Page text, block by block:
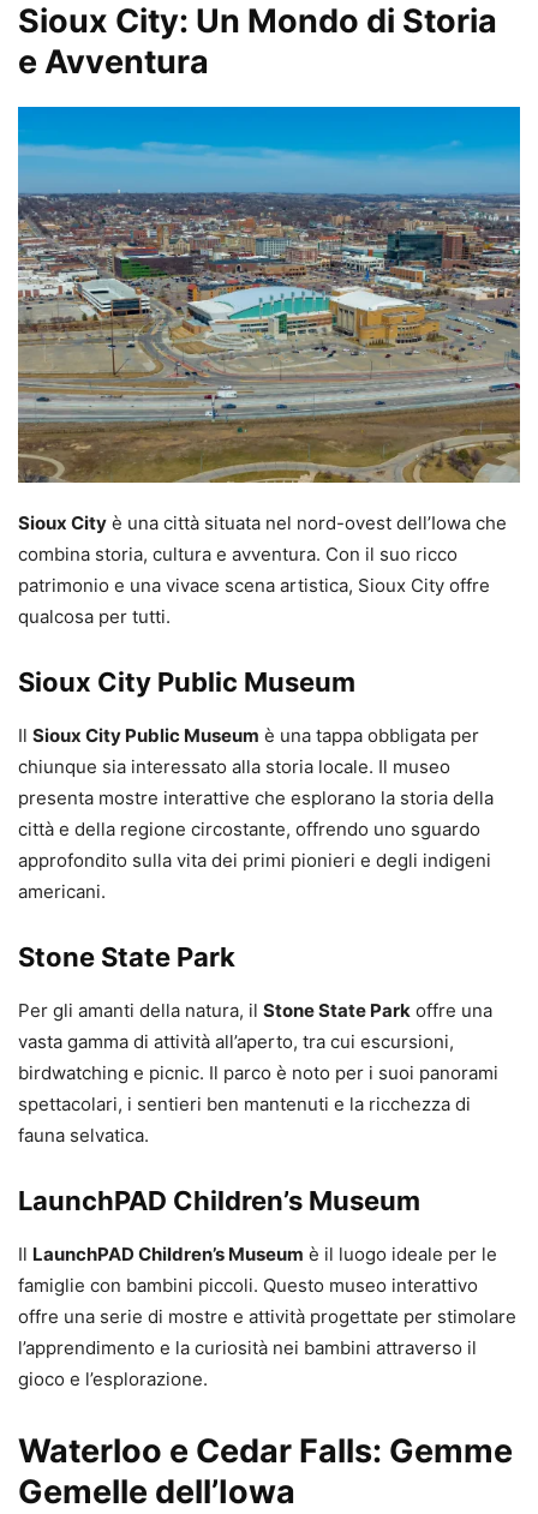
Sioux City: Un Mondo di Storia
e Avventura
Sioux City è una città situata nel nord-ovest dell’Iowa che
combina storia, cultura e avventura. Con il suo ricco
patrimonio e una vivace scena artistica, Sioux City offre
qualcosa per tutti.
Sioux City Public Museum
Il Sioux City Public Museum è una tappa obbligata per
chiunque sia interessato alla storia locale. Il museo
presenta mostre interattive che esplorano la storia della
città e della regione circostante, offrendo uno sguardo
approfondito sulla vita dei primi pionieri e degli indigeni
americani.
Stone State Park
Per gli amanti della natura, il Stone State Park offre una
vasta gamma di attività all’aperto, tra cui escursioni,
birdwatching e picnic. Il parco è noto per i suoi panorami
spettacolari, i sentieri ben mantenuti e la ricchezza di
fauna selvatica.
LaunchPAD Children’s Museum
Il LaunchPAD Children’s Museum è il luogo ideale per le
famiglie con bambini piccoli. Questo museo interattivo
offre una serie di mostre e attività progettate per stimolare
l’apprendimento e la curiosità nei bambini attraverso il
gioco e l’esplorazione.
Waterloo e Cedar Falls: Gemme
Gemelle dell’Iowa